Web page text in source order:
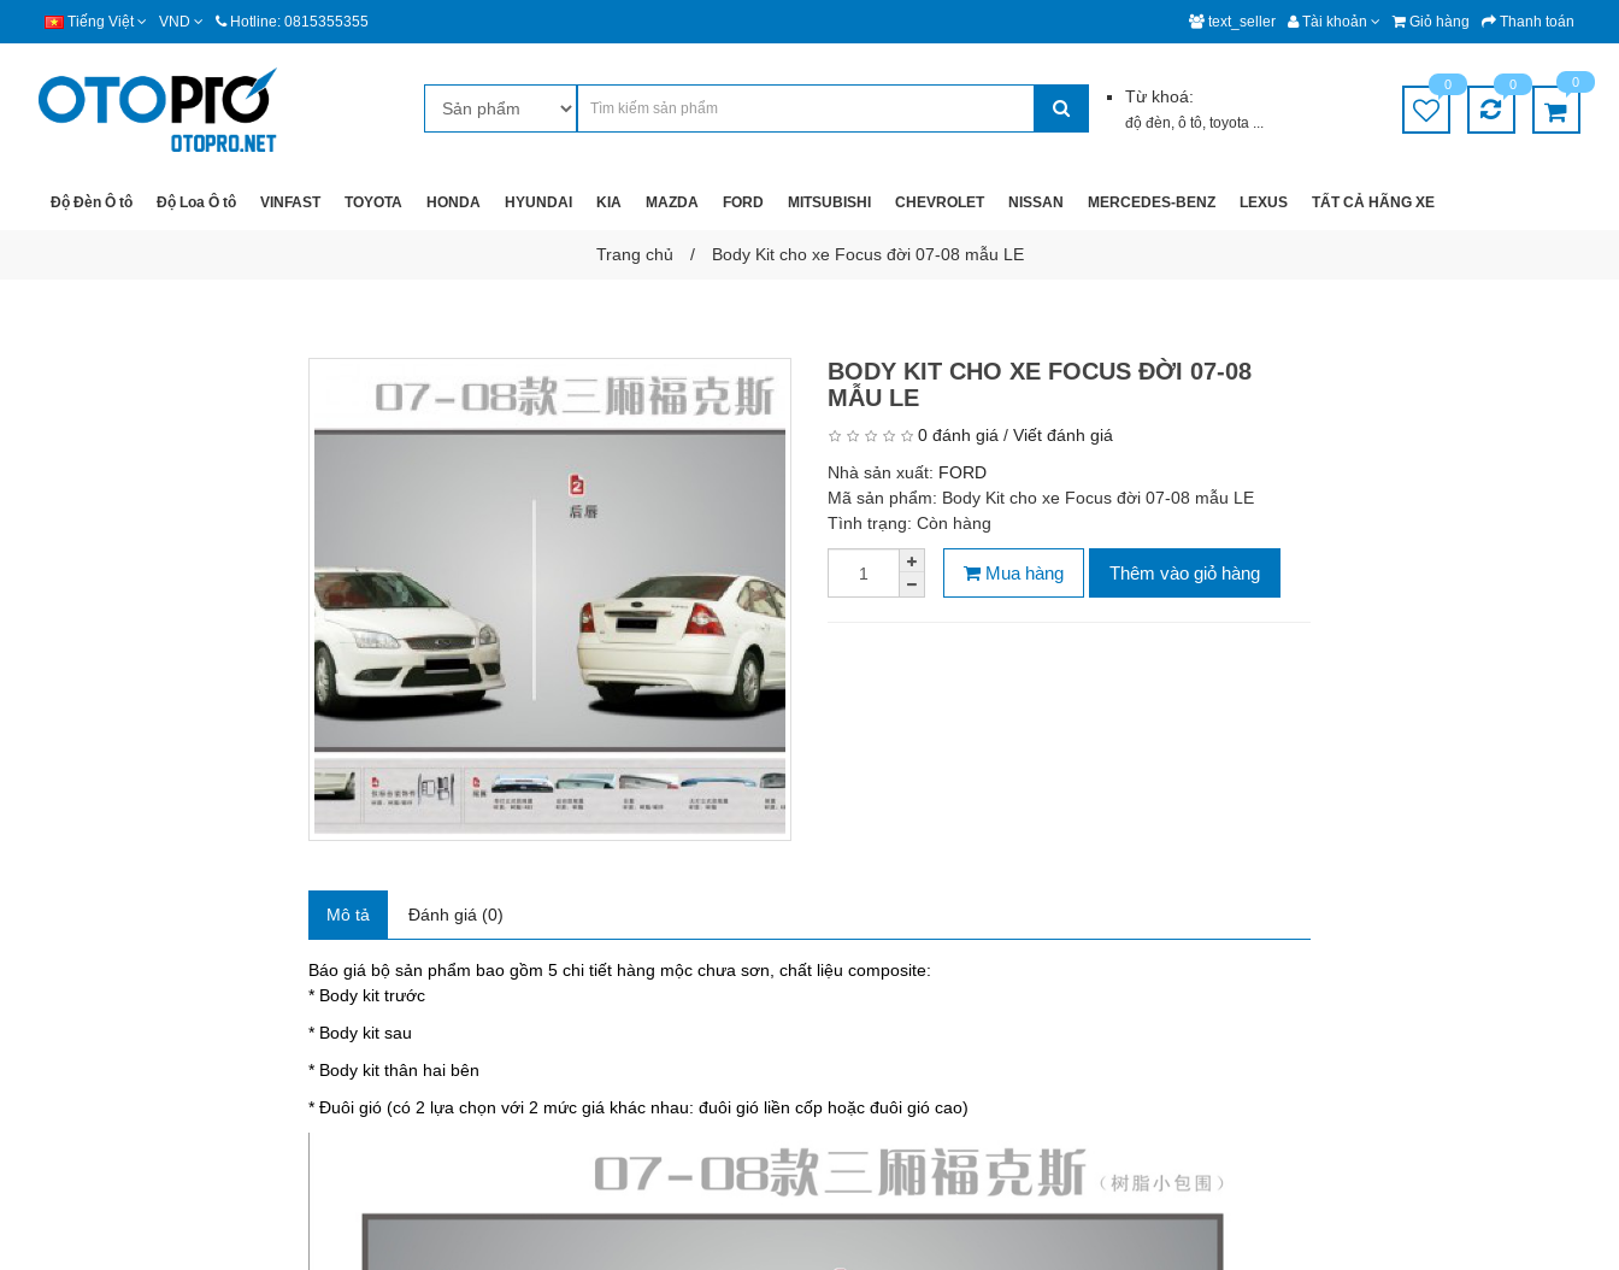
Tiếng Việt VND Hotline: 0815355355 text_seller Tài khoản Giỏ hàng Thanh toán
Từ khoá:
độ đèn,ô tô,toyota ...
0 0 0
Độ Đèn Ô tô Độ Loa Ô tô VINFAST TOYOTA HONDA HYUNDAI KIA MAZDA FORD MITSUBISHI CHEVROLET NISSAN MERCEDES-BENZ LEXUS TẤT CẢ HÃNG XE
Trang chủ Body Kit cho xe Focus đời 07-08 mẫu LE
BODY KIT CHO XE FOCUS ĐỜI 07-08
MẪU LE
0 đánh giá / Viết đánh giá
Nhà sản xuất: FORD
Mã sản phẩm: Body Kit cho xe Focus đời 07-08 mẫu LE
Tình trạng: Còn hàng
Mua hàng Thêm vào giỏ hàng
Mô tả Đánh giá (0)
Báo giá bộ sản phẩm bao gồm 5 chi tiết hàng mộc chưa sơn, chất liệu composite:
* Body kit trước
* Body kit sau
* Body kit thân hai bên
* Đuôi gió (có 2 lựa chọn với 2 mức giá khác nhau: đuôi gió liền cốp hoặc đuôi gió cao)